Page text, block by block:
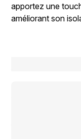
apportez une
améliorant son